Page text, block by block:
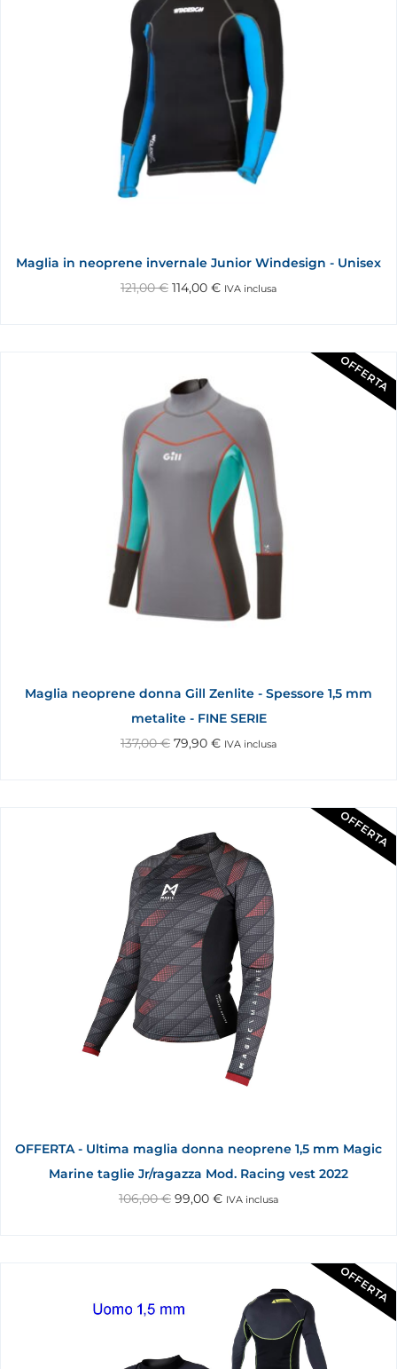
Maglia in neoprene invernale Junior Windesign - Unisex
121,00€ 114,00 € IVA inclusa
OFFERTA
Maglia neoprene donna Gill Zenlite - Spessore 1,5 mm
metalite - FINE SERIE
137,00€ 79,90 € IVA inclusa
OFFERTA
OFFERTA - Ultima maglia donna neoprene 1,5 mm Magic
Marine taglie Jr/ragazza Mod. Racing vest 2022
106,00€ 99,00 € IVA inclusa
OFFERTA